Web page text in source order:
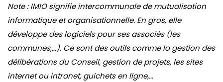
Note : IMIO signifie intercommunale de mutualisation
informatique et organisationnelle. En gros, elle
développe des logiciels pour ses associés (les
communes,…). Ce sont des outils comme la gestion des
délibérations du Conseil, gestion de projets, les sites
internet ou intranet, guichets en ligne,…